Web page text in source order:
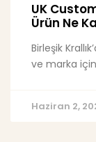
UK
Ürün Ne
Birleşik
ve marka
Haziran 2,